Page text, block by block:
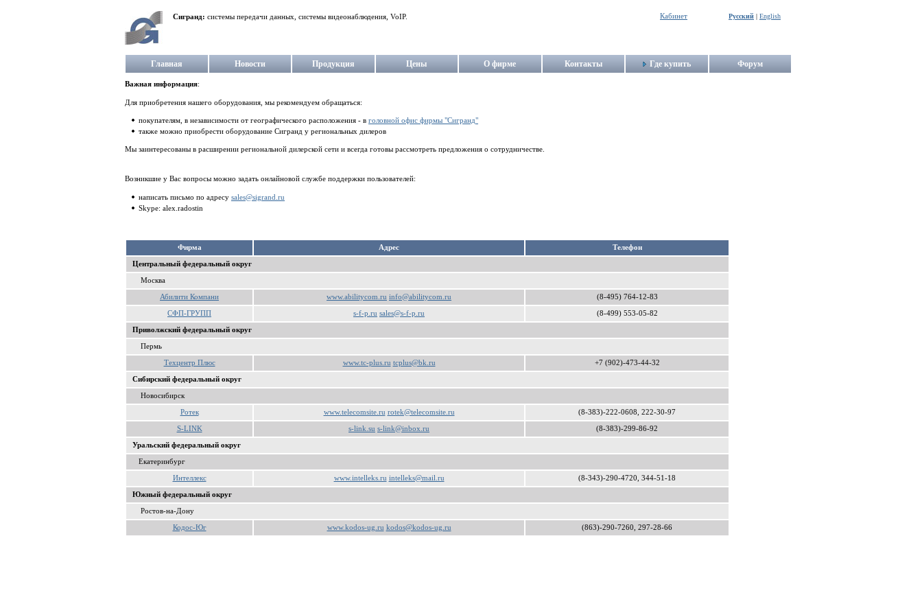
Сигранд: системы передачи данных, системы видеонаблюдения, VoIP. Кабинет Русский | English
Главная Новости Продукция Цены О фирме Контакты Где купить Форум
Важная информация:
Для приобретения нашего оборудования, мы рекомендуем обращаться:
покупателям, в независимости от географического расположения - в головной офис фирмы "Сигранд"
также можно приобрести оборудование Сигранд у региональных дилеров
Мы заинтересованы в расширении региональной дилерской сети и всегда готовы рассмотреть предложения о сотрудничестве.
Возникшие у Вас вопросы можно задать онлайновой службе поддержки пользователей:
написать письмо по адресу sales@sigrand.ru
Skype: alex.radostin
Фирма Aдрес Телефон
Центральный федеральный округ
Москва
Абилити Компани www.abilitycom.ru info@abilitycom.ru (8-495) 764-12-83
СФП-ГРУПП s-f-p.ru sales@s-f-p.ru (8-499) 553-05-82
Приволжский федеральный округ
Пермь
Техцентр Плюс www.tc-plus.ru tcplus@bk.ru +7 (902)-473-44-32
Сибирский федеральный округ
Новосибирск
Ротек www.telecomsite.ru rotek@telecomsite.ru (8-383)-222-0608, 222-30-97
S-LINK s-link.su s-link@inbox.ru (8-383)-299-86-92
Уральский федеральный округ
Екатеринбург
Интеллекс www.intelleks.ru intelleks@mail.ru (8-343)-290-4720, 344-51-18
Южный федеральный округ
Ростов-на-Дону
Кодос-Юг www.kodos-ug.ru kodos@kodos-ug.ru (863)-290-7260, 297-28-66